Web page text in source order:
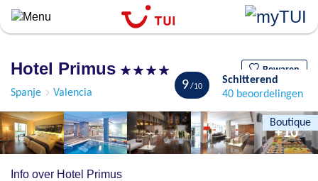
Overslaan
algemene
inhoud
gaan
Hotel Primus Bewaren
Spanje Valencia
Boutique
9
Schitterend
40 beoordelingen
+10
Info over Hotel Primus